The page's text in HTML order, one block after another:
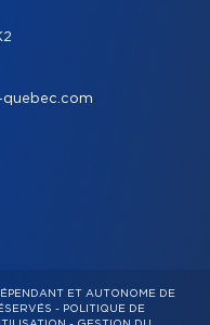
quebec.com
ET AUTONOME DE
- POLITIQUE DE